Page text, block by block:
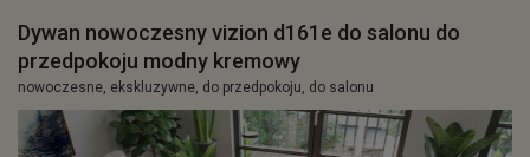
Dywan nowoczesny vizion d161e do salonu do
przedpokoju modny kremowy
nowoczesne, ekskluzywne, do przedpokoju, do salonu